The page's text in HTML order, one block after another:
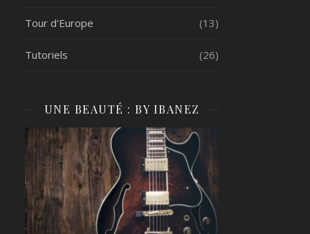
Tour d'Europe (13)
Tutoriels (26)
UNE BEAUTÉ : BY IBANEZ